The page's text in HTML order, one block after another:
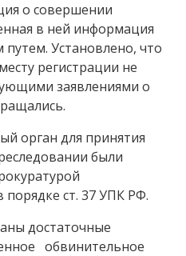
о совершении
в ней информация
Установлено, что
регистрации не
заявлениями о
орган для принятия
были
порядке ст. 37 УПК РФ.
достаточные
обвинительное